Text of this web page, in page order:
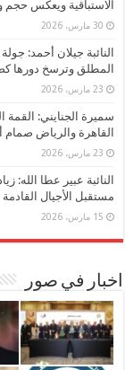
الاستباقية ويعكس
30 مارس، 2026
النائبة جيلان أحمد:
المطلق وترسخ دورها
23 مارس، 2026
سميرة الجنايني: القمة
القاهرة والرياض صمام
23 مارس، 2026
النائبة عبير عطا الله:
مستقبل الأجيال القادمة
15 مارس، 2026
اخبار في صور